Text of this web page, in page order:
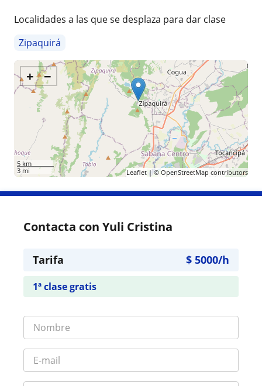
Localidades a las que se desplaza para dar clase
Zipaquirá
+ −
5 km
3 mi
Leaflet| © OpenStreetMap contributors
Contacta con Yuli Cristina
Tarifa $ 5000/h
1ª clase gratis